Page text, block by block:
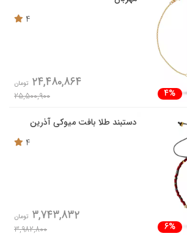
4
4%
24,480,864 تومان
25,500,900
دستبند طلا بافت میوکی آذرین
4
6%
3,743,832 تومان
3,982,800